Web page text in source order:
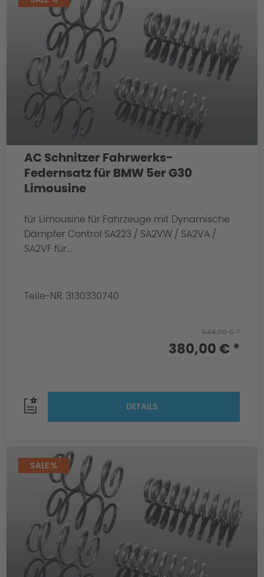
AC Schnitzer Fahrwerks-
Federnsatz für BMW 5er G30
Limousine
für Limousine für Fahrzeuge mit Dynamische
Dämpfer Control SA223 / SA2VW / SA2VA /
SA2VF für...
Teile-NR. 3130330740
380,00 € *
DETAILS
SALE %